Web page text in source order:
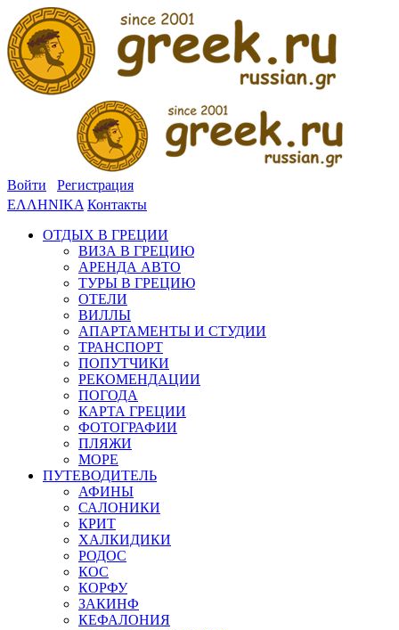
Войти
Регистрация
ΕΛΛΗΝΙΚΑ Контакты
ОТДЫХ В ГРЕЦИИ
ВИЗА В ГРЕЦИЮ
АРЕНДА АВТО
ТУРЫ В ГРЕЦИЮ
ОТЕЛИ
ВИЛЛЫ
АПАРТАМЕНТЫ И СТУДИИ
ТРАНСПОРТ
ПОПУТЧИКИ
РЕКОМЕНДАЦИИ
ПОГОДА
КАРТА ГРЕЦИИ
ФОТОГРАФИИ
ПЛЯЖИ
МОРЕ
ПУТЕВОДИТЕЛЬ
АФИНЫ
САЛОНИКИ
КРИТ
ХАЛКИДИКИ
РОДОС
КОС
КОРФУ
ЗАКИНФ
КЕФАЛОНИЯ